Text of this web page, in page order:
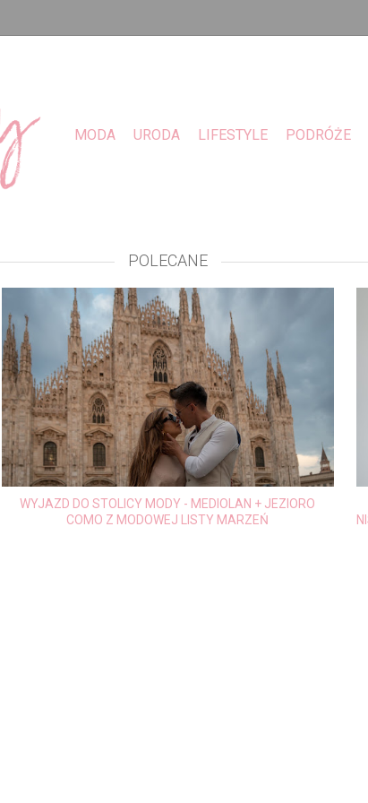
MODA URODA LIFESTYLE PODRÓŻE
POLECANE
WYDALIŚMY EBOOKA! | PRZEPISY
NISKOWĘGLOWODANOWE - SŁODKOŚCI BEZ CUKRU, CZYLI